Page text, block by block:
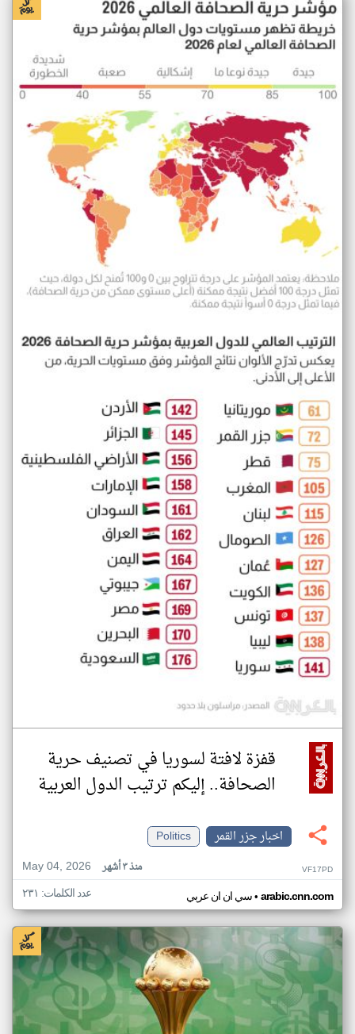
قفزة لافتة لسوريا في تصنيف حرية
الصحافة.. إليكم ترتيب الدول العربية
اخبار جزر القمر
Politics
May 04, 2026
منذ ٣ أشهر VF17PD
سي ان ان عربي• arabic.cnn.com عدد الكلمات: ٢٣١